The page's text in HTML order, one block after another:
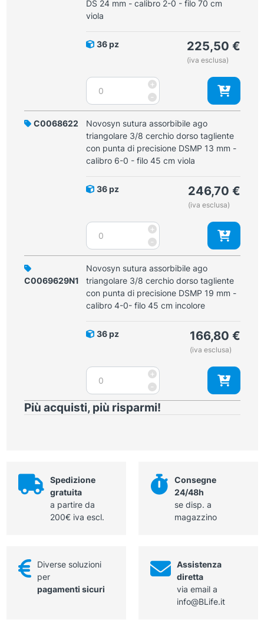
filo
45
incolore
cerchio
DS
calibro
2-
0
-
filo
70
incolore
DS 24 mm - calibro 2-0 - filo 70 cm
viola
36 pz 225,50 €
(iva esclusa)
-
Novosyn
sutura
assorbibile
ago
triangolare
3/8
cerchio
DS
calibro
2-
0
-
filo
70
viola
+
C0068622
Novosyn sutura assorbibile ago
triangolare 3/8 cerchio dorso tagliente
con punta di precisione DSMP 13 mm -
calibro 6-0 - filo 45 cm viola
36 pz 246,70 €
(iva esclusa)
-
Novosyn
sutura
assorbibile
ago
triangolare
3/8
cerchio
con
precisione
DSMP
13
mm
45
+
C0069629N1
Novosyn sutura assorbibile ago
triangolare 3/8 cerchio dorso tagliente
con punta di precisione DSMP 19 mm -
calibro 4-0- filo 45 cm incolore
36 pz 166,80 €
(iva esclusa)
-
Novosyn
sutura
assorbibile
ago
con
di
precisione
-
4-
+
Più acquisti, più risparmi!
Spedizione
gratuita
a partire da
200€ iva escl.
Consegne
24/48h
se disp. a
magazzino
Diverse soluzioni
per
pagamenti sicuri
Assistenza
diretta
via email a
info@BLife.it